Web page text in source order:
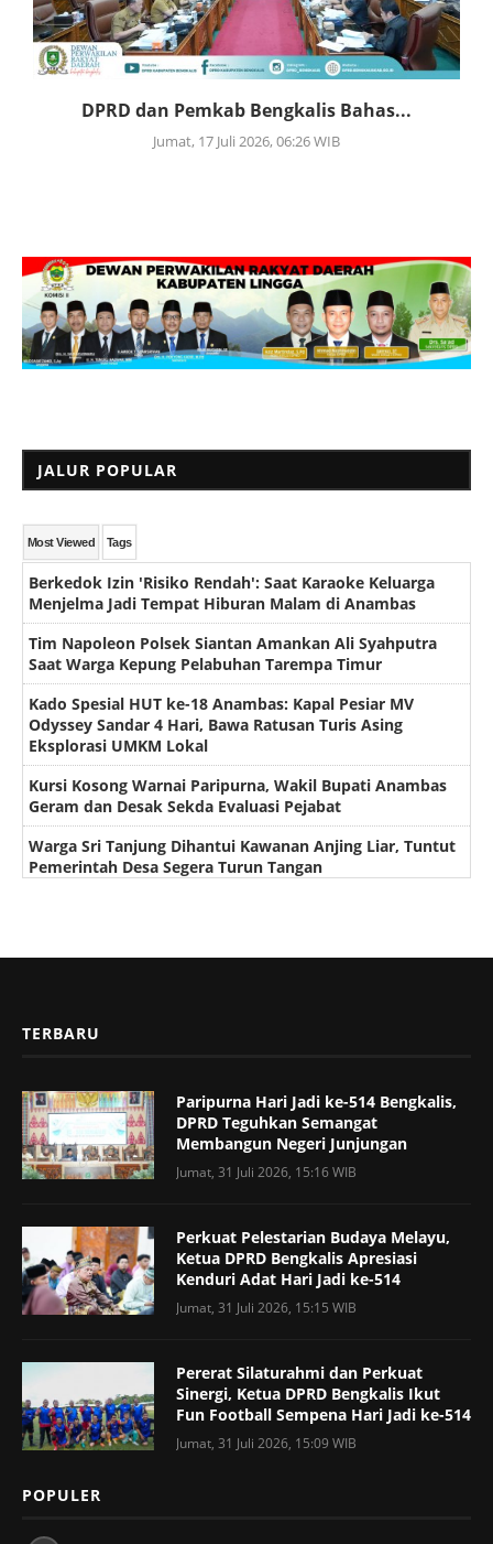
DPRD dan Pemkab Bengkalis Bahas...
Jumat, 17 Juli 2026, 06:26 WIB
JALUR POPULAR
Most Viewed Tags
Berkedok Izin 'Risiko Rendah': Saat Karaoke Keluarga
Menjelma Jadi Tempat Hiburan Malam di Anambas
Tim Napoleon Polsek Siantan Amankan Ali Syahputra
Saat Warga Kepung Pelabuhan Tarempa Timur
Kado Spesial HUT ke-18 Anambas: Kapal Pesiar MV
Odyssey Sandar 4 Hari, Bawa Ratusan Turis Asing
Eksplorasi UMKM Lokal
Kursi Kosong Warnai Paripurna, Wakil Bupati Anambas
Geram dan Desak Sekda Evaluasi Pejabat
Warga Sri Tanjung Dihantui Kawanan Anjing Liar, Tuntut
Pemerintah Desa Segera Turun Tangan
TERBARU
Paripurna Hari Jadi ke-514 Bengkalis,
DPRD Teguhkan Semangat
Membangun Negeri Junjungan
Jumat, 31 Juli 2026, 15:16 WIB
Perkuat Pelestarian Budaya Melayu,
Ketua DPRD Bengkalis Apresiasi
Kenduri Adat Hari Jadi ke-514
Jumat, 31 Juli 2026, 15:15 WIB
Pererat Silaturahmi dan Perkuat
Sinergi, Ketua DPRD Bengkalis Ikut
Fun Football Sempena Hari Jadi ke-514
Jumat, 31 Juli 2026, 15:09 WIB
POPULER